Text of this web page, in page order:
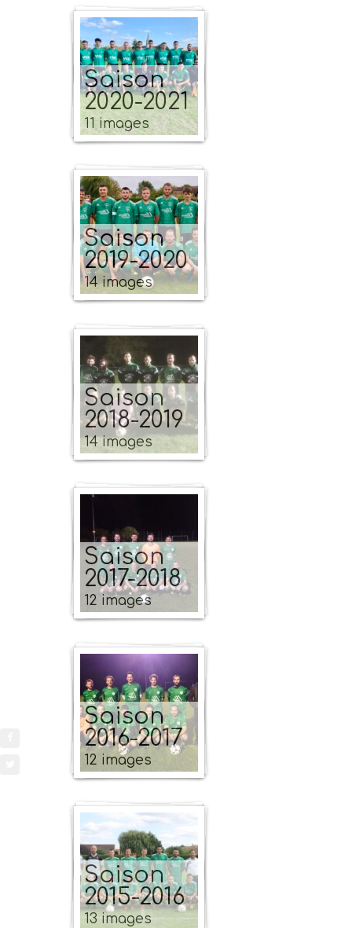
Saison
2020-2021
11 images
Saison
2019-2020
14 images
Saison
2018-2019
14 images
Saison
2017-2018
12 images
Saison
2016-2017
12 images
Saison
2015-2016
13 images